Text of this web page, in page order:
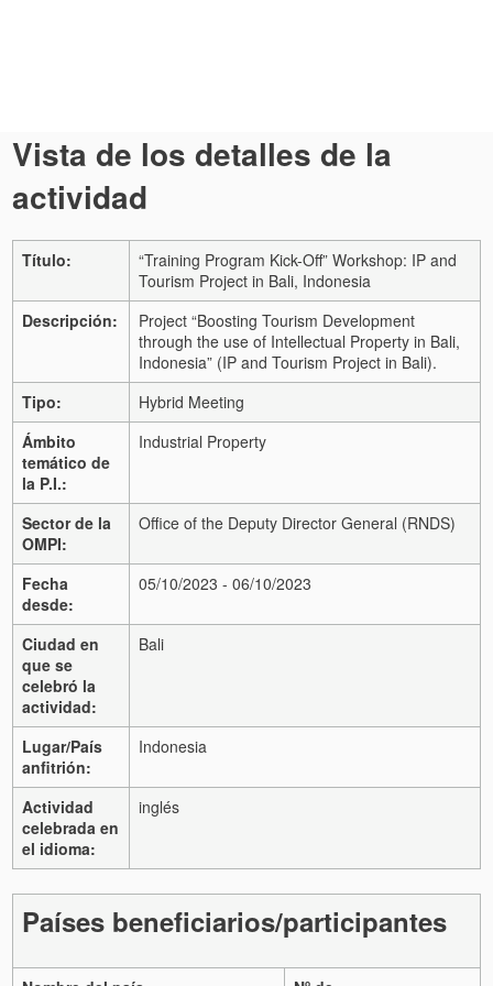
Vista de los detalles de la
actividad
Título:
“Training Program Kick-Off” Workshop: IP and
Tourism Project in Bali, Indonesia
Descripción:
Project “Boosting Tourism Development
through the use of Intellectual Property in Bali,
Indonesia” (IP and Tourism Project in Bali).
Tipo:
Hybrid Meeting
Ámbito
temático de
la P.I.:
Industrial Property
Sector de la
OMPI:
Office of the Deputy Director General (RNDS)
Fecha
desde:
05/10/2023 - 06/10/2023
Ciudad en
que se
celebró la
actividad:
Bali
Lugar/País
anfitrión:
Indonesia
Actividad
celebrada en
el idioma:
inglés
Países beneficiarios/participantes